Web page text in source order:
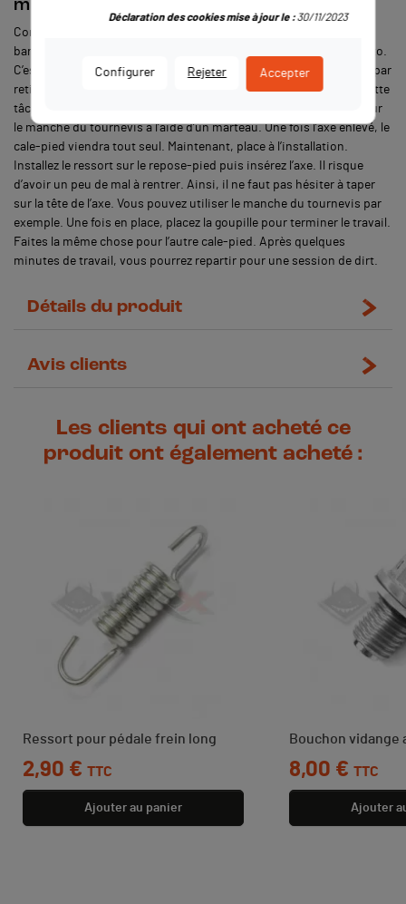
mini moto ?
Comme vous le savez, les repose-pieds sont positionnés sur une
barre latérale. Cette dernière est placée sur la cadre de la mini moto.
C’est donc à cet endroit-ci que vous allez intervenir. Commencez par
retirer la goupille. Ensuite, il suffira d’enlever l’axe. Pour réussir cette
tâche, placez un tournevis plat au contact de l’axe, puis frappez sur
le manche du tournevis à l’aide d’un marteau. Une fois l’axe enlevé, le
cale-pied viendra tout seul. Maintenant, place à l’installation.
Installez le ressort sur le repose-pied puis insérez l’axe. Il risque
d’avoir un peu de mal à rentrer. Ainsi, il ne faut pas hésiter à taper
sur la tête de l’axe. Vous pouvez utiliser le manche du tournevis par
exemple. Une fois en place, placez la goupille pour terminer le travail.
Faites la même chose pour l’autre cale-pied. Après quelques
minutes de travail, vous pourrez repartir pour une session de dirt.
Détails du produit
Avis clients
Les clients qui ont acheté ce
produit ont également acheté :
Ressort pour pédale frein long
Prix
2,90 € TTC
Ajouter au panier
Bouchon vidange
Prix
8,00 € TTC
Ajouter
Configurer Rejeter Accepter
Déclaration des cookies mise à jour le :30/11/2023